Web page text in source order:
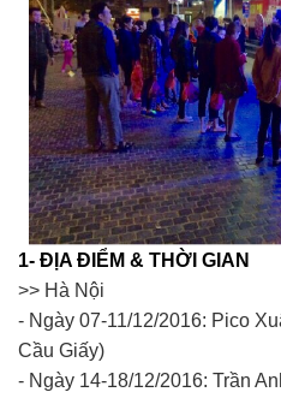
1- ĐỊA ĐIỂM & THỜI GIAN
>> Hà Nội
- Ngày 07-11/12/2016: Pico
Cầu Giấy)
- Ngày 14-18/12/2016: Trần